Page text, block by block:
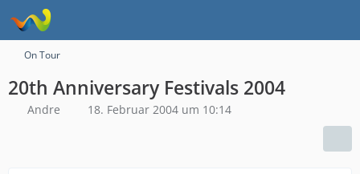
On Tour
20th Anniversary Festivals 2004
Andre 18. Februar 2004 um 10:14